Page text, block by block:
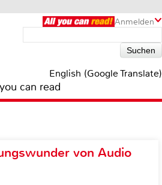
Anmelden
English (Google Translate)
can read
von Audio